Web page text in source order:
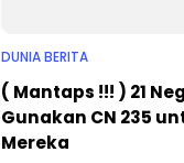
DUNIA BERITA
( Mantaps !!! ) 21
Gunakan CN 235
Mereka